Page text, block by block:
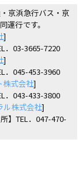
京浜急行バス・京
運行です。
]
03-3665-7220
]
045-453-3960
株式会社]
043-433-3800
ル株式会社]
TEL．047-470-